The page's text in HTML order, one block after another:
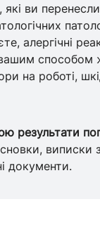
ви
алергічні
способом
на роботі,
результати
виписки
документи.